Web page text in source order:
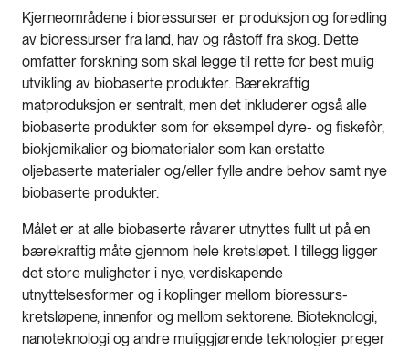
Kjerneområdene i bioressurser er produksjon og foredling
av bioressurser fra land, hav og råstoff fra skog. Dette
omfatter forskning som skal legge til rette for best mulig
utvikling av biobaserte produkter. Bærekraftig
matproduksjon er sentralt, men det inkluderer også alle
biobaserte produkter som for eksempel dyre- og fiskefôr,
biokjemikalier og biomaterialer som kan erstatte
oljebaserte materialer og/eller fylle andre behov samt nye
biobaserte produkter.
Målet er at alle biobaserte råvarer utnyttes fullt ut på en
bærekraftig måte gjennom hele kretsløpet. I tillegg ligger
det store muligheter i nye, verdiskapende
utnyttelsesformer og i koplinger mellom bioressurs-
kretsløpene, innenfor og mellom sektorene. Bioteknologi,
nanoteknologi og andre muliggjørende teknologier preger